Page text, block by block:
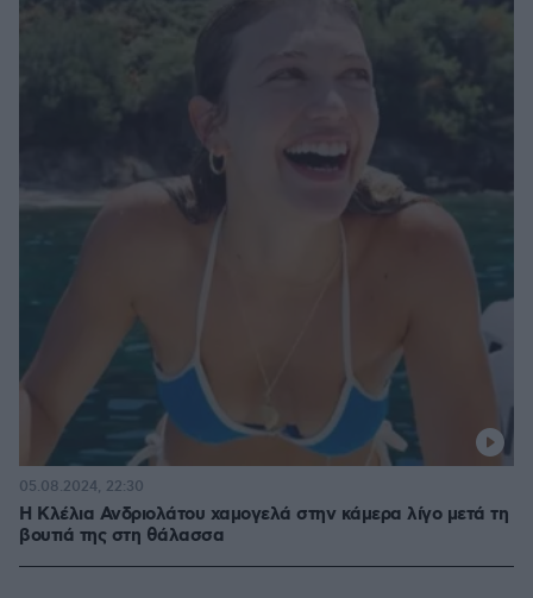
Η Κλέλια Ανδριολάτου χαμογελά στην κάμερα λίγο μετά τη
βουτιά της στη θάλασσα
05.08.2024, 22:30